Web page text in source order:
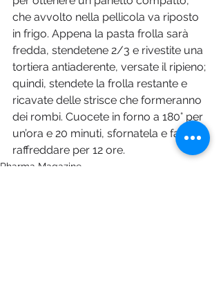
che avvolto nella pellicola va riposto
in frigo. Appena la pasta frolla sarà
fredda, stendetene 2/3 e rivestite una
tortiera antiaderente, versate il ripieno;
quindi, stendete la frolla restante e
ricavate delle strisce che formeranno
dei rombi. Cuocete in forno a 180° per
un’ora e 20 minuti, sfornatela e fatela
raffreddare per 12 ore.
Pharma Magazine